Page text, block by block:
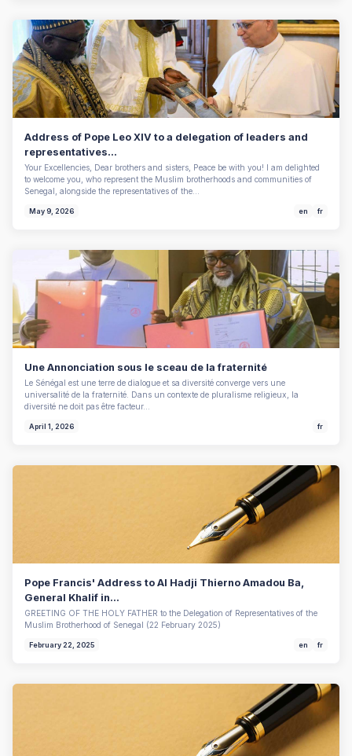
Address of Pope Leo XIV to a delegation of leaders and
representatives...
Your Excellencies, Dear brothers and sisters, Peace be with you! I am delighted
to welcome you, who represent the Muslim brotherhoods and communities of
Senegal, alongside the representatives of the…
May 9, 2026 en fr
Une Annonciation sous le sceau de la fraternité
Le Sénégal est une terre de dialogue et sa diversité converge vers une
universalité de la fraternité. Dans un contexte de pluralisme religieux, la
diversité ne doit pas être facteur…
April 1, 2026 fr
Pope Francis' Address to Al Hadji Thierno Amadou Ba,
General Khalif in...
GREETING OF THE HOLY FATHER to the Delegation of Representatives of the
Muslim Brotherhood of Senegal (22 February 2025)
February 22, 2025 en fr